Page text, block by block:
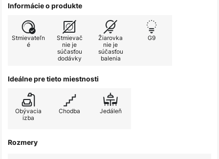
Informácie o produkte
Stmievateľn
é
Stmievač
nie je
súčasťou
dodávky
Žiarovka
nie je
súčasťou
balenia
G9
Ideálne pre tieto miestnosti
Obývacia
izba
Chodba Jedáleň
Rozmery